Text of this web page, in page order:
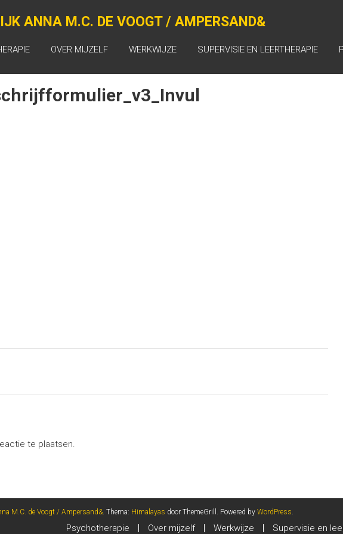
ANNA M.C. DE VOOGT / AMPERSAND&
OVER MIJZELF WERKWIJZE SUPERVISIE EN LEERTHERAPIE
te plaatsen.
M.C. de Voogt / Ampersand&. Thema: Himalayas door ThemeGrill. Powered by WordPress.
Psychotherapie Over mijzelf Werkwijze Supervisie en